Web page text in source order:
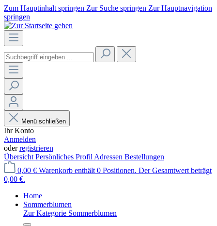
Zum Hauptinhalt springen Zur Suche springen Zur Hauptnavigation
springen
Menü schließen
Ihr Konto
Anmelden
oderregistrieren
Übersicht Persönliches Profil Adressen Bestellungen
0,00 € Warenkorb enthält 0 Positionen. Der Gesamtwert beträgt
0,00 €.
Home
Sommerblumen
Zur Kategorie Sommerblumen